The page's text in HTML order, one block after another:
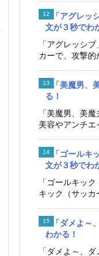
「アグレッ
文が３秒でわ
「アグレッシ
カーで、攻撃的
「美魔男、
る！
「美魔男、美
美容やアンチエ
「ゴールキ
文が３秒でわ
「ゴールキッ
キック（サッカ
「ダメよ～
わかる！
「ダメよ～、